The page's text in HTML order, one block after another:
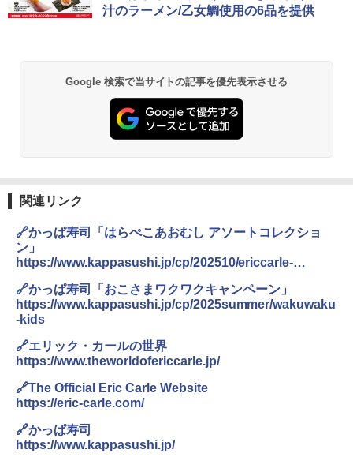
汁のラーメン/乙女鯛使用の6品を提供
Google 検索で当サイトの記事を優先表示させる
関連リンク
🔗かっぱ寿司「はらぺこあおむし アソートコレクショ
ン」
https://www.kappasushi.jp/cp/202510/ericcarle-
🔗かっぱ寿司「おこさまワクワクキャンペーン」
https://www.kappasushi.jp/cp/2025summer/wakuwaku
-kids
🔗エリック・カールの世界
https://www.theworldofericcarle.jp/
🔗The Official Eric Carle Website
https://eric-carle.com/
🔗かっぱ寿司
https://www.kappasushi.jp/